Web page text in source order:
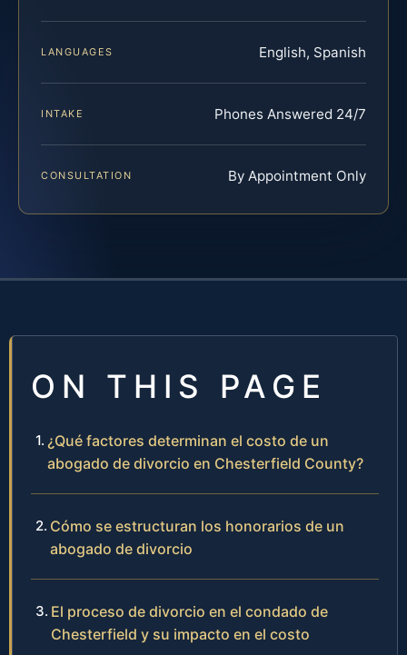
LANGUAGES English, Spanish
INTAKE Phones Answered 24/7
CONSULTATION By Appointment Only
ON THIS PAGE
¿Qué factores determinan el costo de un
abogado de divorcio en Chesterfield County?
Cómo se estructuran los honorarios de un
abogado de divorcio
El proceso de divorcio en el condado de
Chesterfield y su impacto en el costo